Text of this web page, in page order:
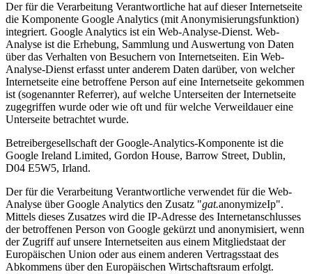
Der für die Verarbeitung Verantwortliche hat auf dieser Internetseite
die Komponente Google Analytics (mit Anonymisierungsfunktion)
integriert. Google Analytics ist ein Web-Analyse-Dienst. Web-
Analyse ist die Erhebung, Sammlung und Auswertung von Daten
über das Verhalten von Besuchern von Internetseiten. Ein Web-
Analyse-Dienst erfasst unter anderem Daten darüber, von welcher
Internetseite eine betroffene Person auf eine Internetseite gekommen
ist (sogenannter Referrer), auf welche Unterseiten der Internetseite
zugegriffen wurde oder wie oft und für welche Verweildauer eine
Unterseite betrachtet wurde.
Betreibergesellschaft der Google-Analytics-Komponente ist die
Google Ireland Limited, Gordon House, Barrow Street, Dublin,
D04 E5W5, Irland.
Der für die Verarbeitung Verantwortliche verwendet für die Web-
Analyse über Google Analytics den Zusatz "gat.anonymizeIp".
Mittels dieses Zusatzes wird die IP-Adresse des Internetanschlusses
der betroffenen Person von Google gekürzt und anonymisiert, wenn
der Zugriff auf unsere Internetseiten aus einem Mitgliedstaat der
Europäischen Union oder aus einem anderen Vertragsstaat des
Abkommens über den Europäischen Wirtschaftsraum erfolgt.